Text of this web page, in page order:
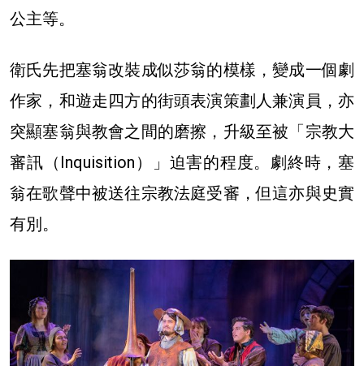
公主等。
衛氏先把塞翁改裝成似莎翁的模樣，變成一個劇
作家，和遊走四方的街頭表演策劃人兼演員，亦
突顯塞翁與教會之間的磨擦，升級至被「宗教大
審訊（Inquisition）」迫害的程度。劇終時，塞
翁在歌聲中被送往宗教法庭受審，但這亦與史實
有別。